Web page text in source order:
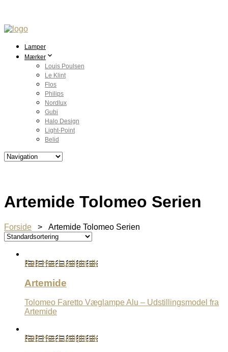
Lamper
Mærker
Louis Poulsen
Le Klint
Flos
Philips
Nordlux
Gubi
Halo Design
Light-Point
Belid
Artemide Tolomeo Serien
Forside > Artemide Tolomeo Serien
Køb Hos Luxlight.dk
Artemide
Tolomeo Faretto Væglampe Alu – Udstillingsmodel fra
Artemide
Køb Hos Luxlight.dk